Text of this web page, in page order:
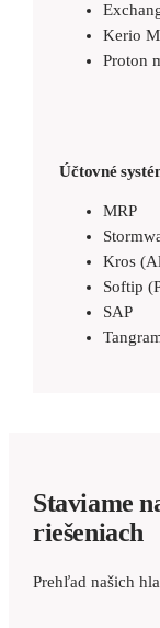
Kerio
Proton
Účtovné
MRP
Kros
Softip
SAP
Staviame
riešeniach
Prehľad našich